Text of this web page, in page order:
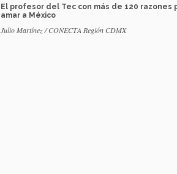
El profesor del Tec con más de 120 razones
amar a México
Julio Martínez / CONECTA Región CDMX